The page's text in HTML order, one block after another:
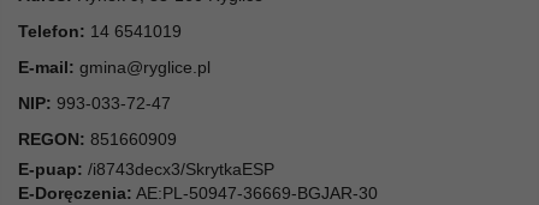
Telefon: 14 6541019
E-mail: gmina@ryglice.pl
NIP: 993-033-72-47
REGON: 851660909
E-puap: /i8743decx3/SkrytkaESP
E-Doręczenia: AE:PL-50947-36669-BGJAR-30